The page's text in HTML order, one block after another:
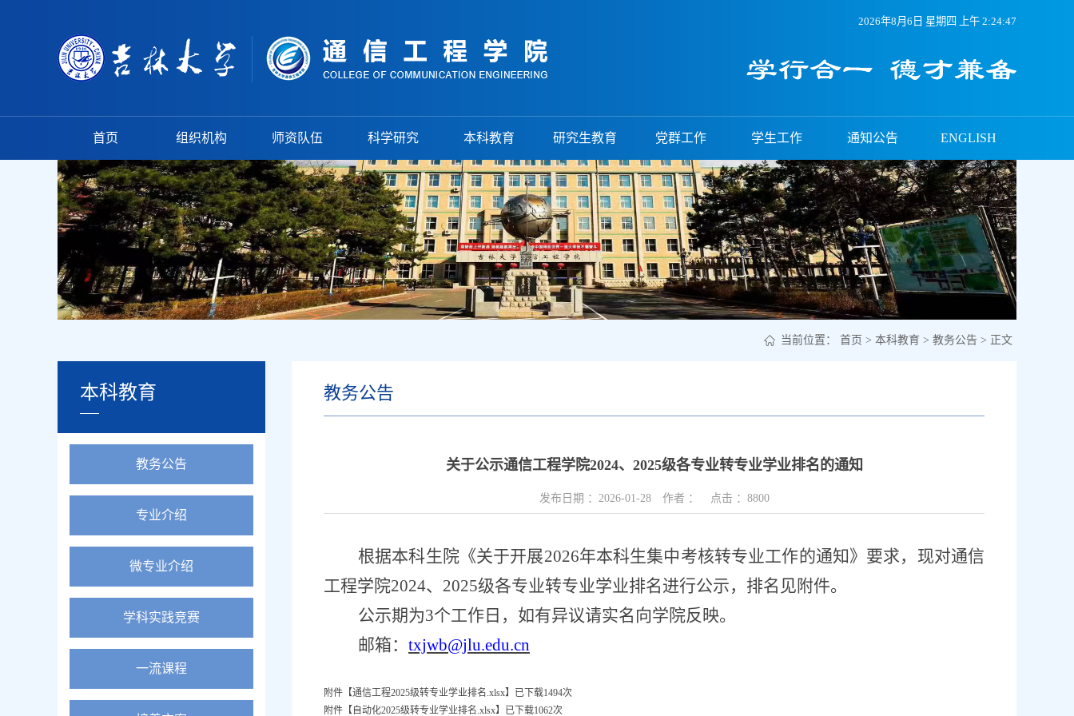
2026年8月6日 星期四 上午 2:24:47
首页 组织机构 师资队伍 科学研究 本科教育 研究生教育 党群工作 学生工作 通知公告 ENGLISH
当前位置： 首页 > 本科教育 > 教务公告 > 正文
本科教育
教务公告
专业介绍
微专业介绍
学科实践竞赛
一流课程
教务公告
关于公示通信工程学院2024、2025级各专业转专业学业排名的通知
发布日期 ： 2026-01-28 作者 ： 点击 ： 8800
根据本科生院《关于开展2026年本科生集中考核转专业工作的通知》要求，现对通信
工程学院2024、 2025级各专业转专业学业排名进行公示，排名见附件。
公示期为3个工作日，如有异议请实名向学院反映。
邮箱： txjwb@jlu.edu.cn
附件【通信工程2025级转专业学业排名.xlsx】已下载1494次
附件【 自动化2025级转专业学业排名.xlsx】已下载1062次